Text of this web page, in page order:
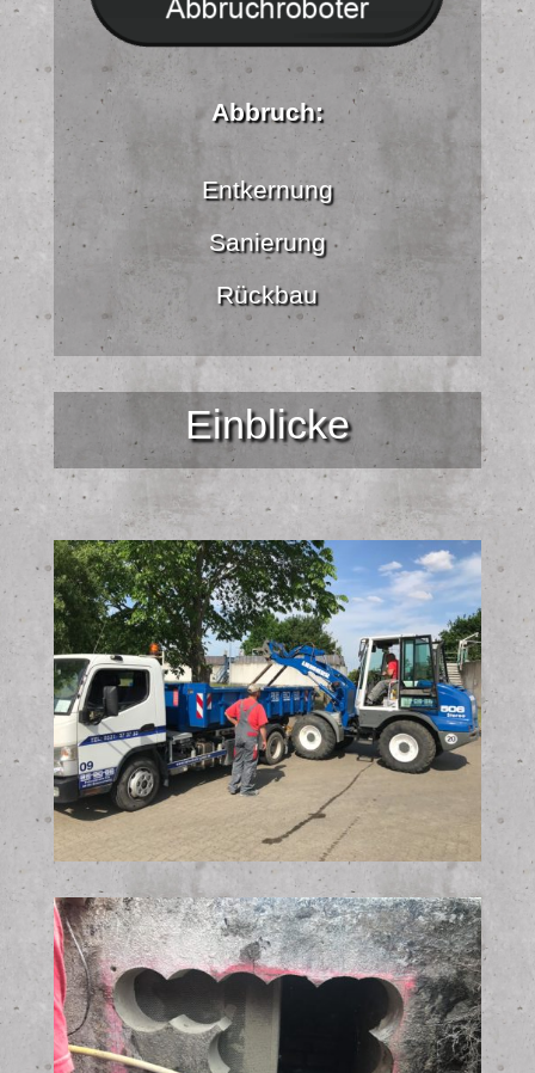
Abbruch:
Entkernung
Sanierung
Rückbau
Einblicke